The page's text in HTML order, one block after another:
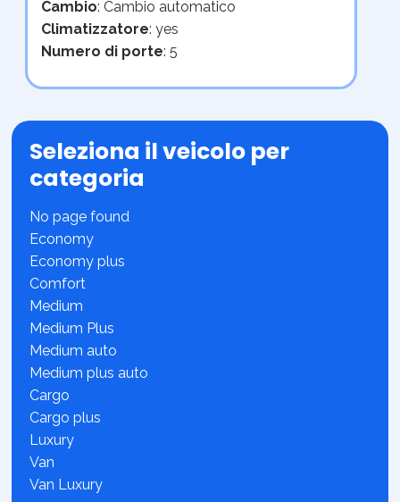
Cambio: Cambio automatico
Climatizzatore: yes
Numero di porte: 5
Seleziona il veicolo per
categoria
No page found
Economy
Economy plus
Comfort
Medium
Medium Plus
Medium auto
Medium plus auto
Cargo
Cargo plus
Luxury
Van
Van Luxury